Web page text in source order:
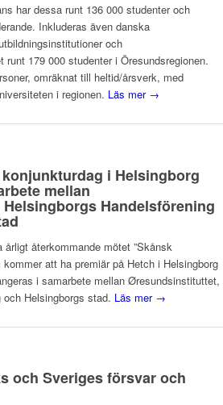
har dessa runt 136 000 studenter och
Inkluderas även danska
och
runt 179 000 studenter i Öresundsregionen.
omräknat till heltid/årsverk, med
i regionen. Läs mer →
i Helsingborg
mellan
Handelsförening
återkommande mötet ”Skånsk
att ha premiär på Hetch i Helsingborg
i samarbete mellan Øresundsinstituttet,
Helsingborgs stad. Läs mer →
och Sveriges försvar och